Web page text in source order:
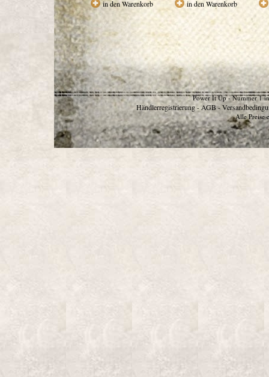
in den Warenkorb in den Warenkorb
Power It Up - Nummer 1
Händlerregistrierung - AGB -
Alle Preise